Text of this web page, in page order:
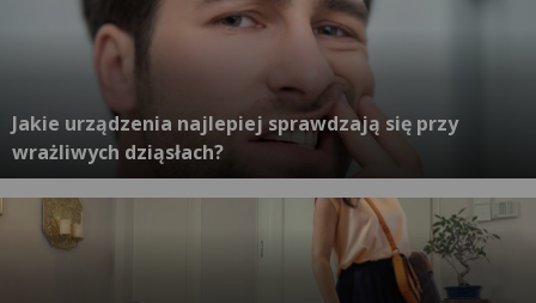
Jakie urządzenia najlepiej sprawdzają się przy
wrażliwych dziąsłach?